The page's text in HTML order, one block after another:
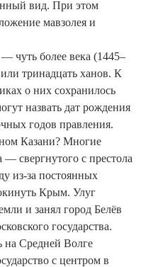
вид. При этом
мавзолея и
чуть более века (1445–
тринадцать ханов. К
о них сохранилось
назвать дат рождения
годов правления.
Казани? Многие
сверг­нутого с престола
из-за постоянных
Крым. Улуг
и занял город Белёв
государства.
на Средней Волге
с центром в